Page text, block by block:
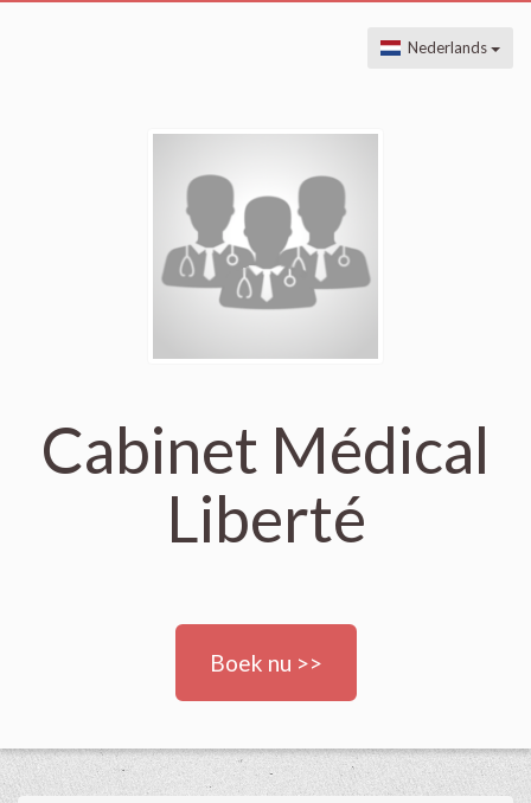
Nederlands
Cabinet Médical
Liberté
Boek nu >>